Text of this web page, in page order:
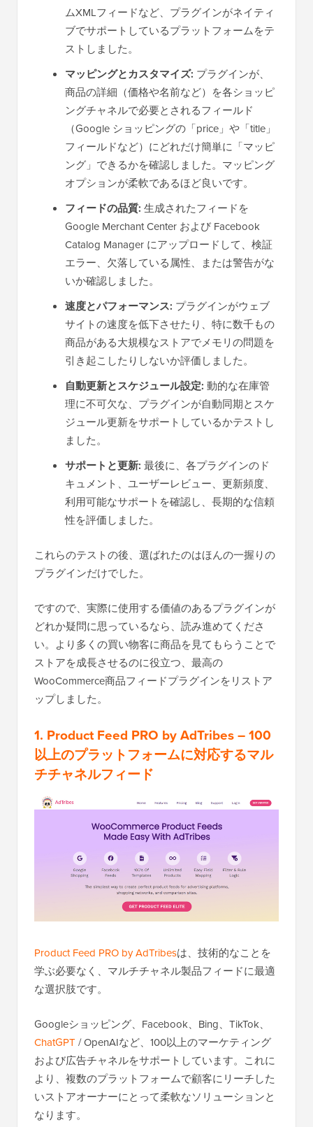
ムXMLフィードなど、プラグインがネイティ
ブでサポートしているプラットフォームをテ
ストしました。
マッピングとカスタマイズ: プラグインが、
商品の詳細（価格や名前など）を各ショッピ
ングチャネルで必要とされるフィールド
（Google ショッピングの「price」や「title」
フィールドなど）にどれだけ簡単に「マッピ
ング」できるかを確認しました。マッピング
オプションが柔軟であるほど良いです。
フィードの品質: 生成されたフィードを
Google Merchant Center および Facebook
Catalog Manager にアップロードして、検証
エラー、欠落している属性、または警告がな
いか確認しました。
速度とパフォーマンス: プラグインがウェブ
サイトの速度を低下させたり、特に数千もの
商品がある大規模なストアでメモリの問題を
引き起こしたりしないか評価しました。
自動更新とスケジュール設定: 動的な在庫管
理に不可欠な、プラグインが自動同期とスケ
ジュール更新をサポートしているかテストし
ました。
サポートと更新: 最後に、各プラグインのド
キュメント、ユーザーレビュー、更新頻度、
利用可能なサポートを確認し、長期的な信頼
性を評価しました。
これらのテストの後、選ばれたのはほんの一握りの
プラグインだけでした。
ですので、実際に使用する価値のあるプラグインが
どれか疑問に思っているなら、読み進めてくださ
い。より多くの買い物客に商品を見てもらうことで
ストアを成長させるのに役立つ、最高の
WooCommerce商品フィードプラグインをリストア
ップしました。
1. Product Feed PRO by AdTribes– 100
以上のプラットフォームに対応するマル
チチャネルフィード
Product Feed PRO by AdTribesは、技術的なことを
学ぶ必要なく、マルチチャネル製品フィードに最適
な選択肢です。
Googleショッピング、Facebook、Bing、TikTok、
ChatGPT / OpenAIなど、100以上のマーケティング
および広告チャネルをサポートしています。これに
より、複数のプラットフォームで顧客にリーチした
いストアオーナーにとって柔軟なソリューションと
なります。